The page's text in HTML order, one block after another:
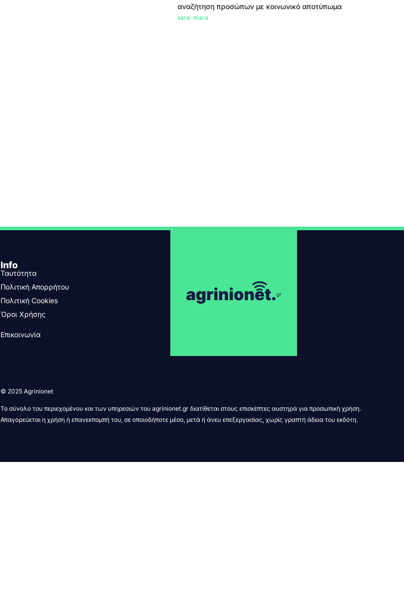
αναζήτηση προσώπων με κοινωνικό αποτύπωμα
sara-mara
Info
Ταυτότητα
Πολιτική Απορρήτου
Πολιτική Cookies
Όροι Χρήσης
Επικοινωνία
© 2025 Agrinionet
Το σύνολο του περιεχομένου και των υπηρεσιών του agrinionet.gr διατίθεται στους επισκέπτες αυστηρά για προσωπική χρήση.
Απαγορεύεται η χρήση ή επανεκπομπή του, σε οποιοδήποτε μέσο, μετά ή άνευ επεξεργασίας, χωρίς γραπτή άδεια του εκδότη.